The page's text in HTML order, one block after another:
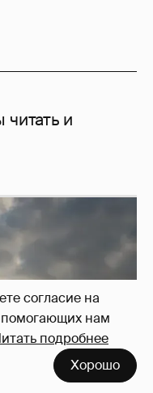
согласие на
помогающих нам
подробнее
Хорошо
читать и